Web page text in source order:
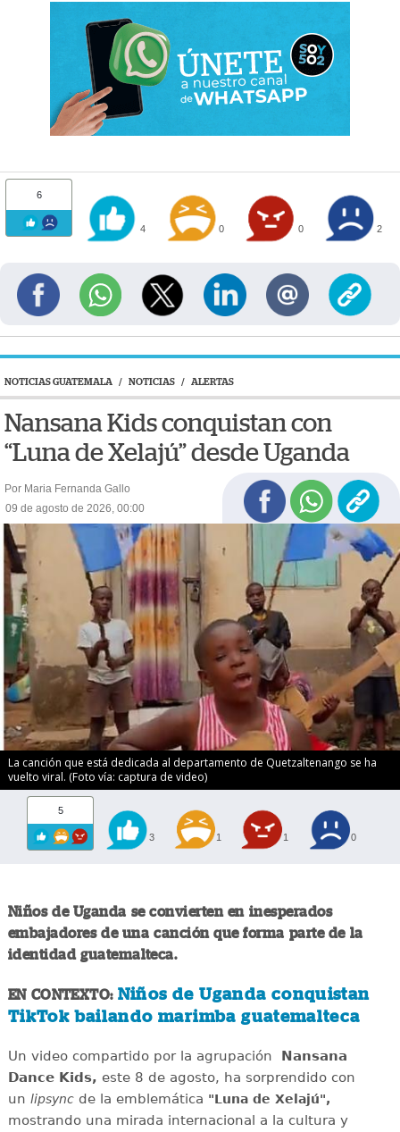
6
4 0 0 2
NOTICIAS GUATEMALA / NOTICIAS / ALERTAS
Nansana Kids conquistan con
“Luna de Xelajú” desde Uganda
Por Maria Fernanda Gallo
09 de agosto de 2026, 00:00
La canción que está dedicada al departamento de Quetzaltenango se ha
vuelto viral. (Foto vía: captura de video)
5
3 1 1 0
Niños de Uganda se convierten en inesperados
embajadores de una canción que forma parte de la
identidad guatemalteca.
EN CONTEXTO: Niños de Uganda conquistan
TikTok bailando marimba guatemalteca
Un video compartido por la agrupación Nansana
Dance Kids, este 8 de agosto, ha sorprendido con
un lipsyncde la emblemática "Luna de Xelajú",
mostrando una mirada internacional a la cultura y